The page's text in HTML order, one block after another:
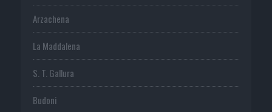
Arzachena
La Maddalena
S. T. Gallura
Budoni